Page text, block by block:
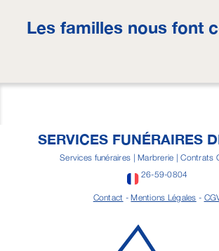
Les familles nous font
SERVICES FUNÉRAIRES
Services funéraires | Marbrerie | Contrats
26-59-0804
Contact -Mentions Légales -